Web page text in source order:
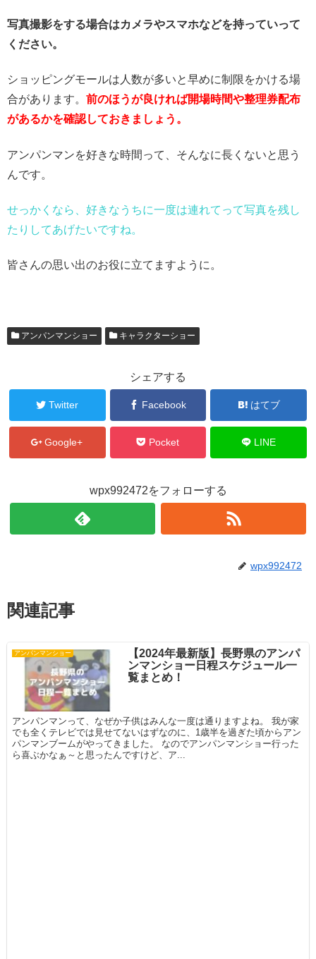
写真撮影をする場合はカメラやスマホなどを持っていって
ください。
ショッピングモールは人数が多いと早めに制限をかける場
合があります。 前のほうが良ければ開場時間や整理券配布
があるかを確認しておきましょう。
アンパンマンを好きな時間って、そんなに長くないと思う
んです。
せっかくなら、好きなうちに一度は連れてって写真を残し
たりしてあげたいですね。
皆さんの思い出のお役に立てますように。
アンパンマンショー キャラクターショー
シェアする
Twitter Facebook はてブ
Google+ Pocket LINE
wpx992472をフォローする
wpx992472
関連記事
アンパンマンショー
【2024年最新版】長野県のアンパ
ンマンショー日程スケジュール一
覧まとめ！
アンパンマンって、なぜか子供はみんな一度は通りますよね。 我が家
でも全くテレビでは見せてないはずなのに、1歳半を過ぎた頃からアン
パンマンブームがやってきました。 なのでアンパンマンショー行った
ら喜ぶかなぁ～と思ったんですけど、ア...